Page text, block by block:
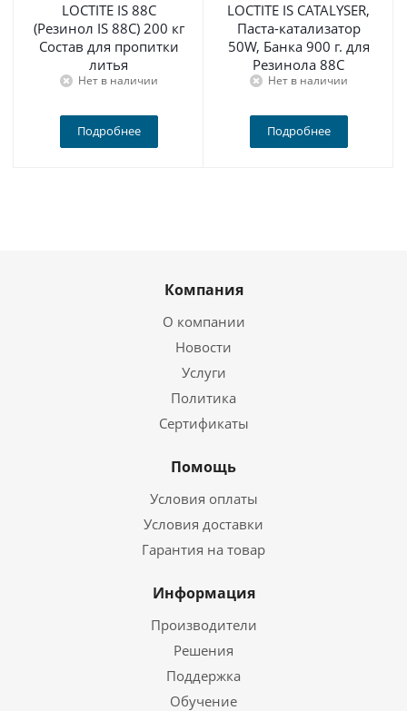
LOCTITE IS 88C
(Резинол IS 88С) 200 кг
Состав для пропитки
литья
Нет в наличии
Подробнее
LOCTITE IS CATALYSER,
Паста-катализатор
50W, Банка 900 г. для
Резинола 88С
Нет в наличии
Подробнее
Компания
О компании
Новости
Услуги
Политика
Сертификаты
Помощь
Условия оплаты
Условия доставки
Гарантия на товар
Информация
Производители
Решения
Поддержка
Обучение